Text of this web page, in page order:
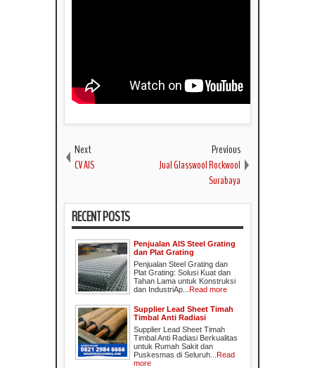
Next
CV AIS
Previous
Jual Glasswool Rockwool
Surabaya
RECENT POSTS
Penjualan AIS Steel Grating
dan Plat Grating
Penjualan Steel Grating dan
Plat Grating: Solusi Kuat dan
Tahan Lama untuk Konstruksi
dan IndustriAp... Read more
Supplier Lead Sheet Timah
Timbal Anti Radiasi
Supplier Lead Sheet Timah
Timbal Anti Radiasi Berkualitas
untuk Rumah Sakit dan
Puskesmas di Seluruh... Read
more